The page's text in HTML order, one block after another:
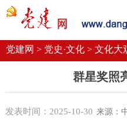
党建要闻
机关党建
校园党
党建网 > 党史·文化 > 文化大
群星奖照
发表时间：2025-10-30 来源：